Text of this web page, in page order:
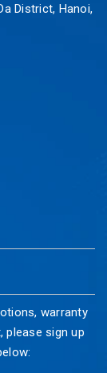
District, Hanoi,
warranty
please sign up